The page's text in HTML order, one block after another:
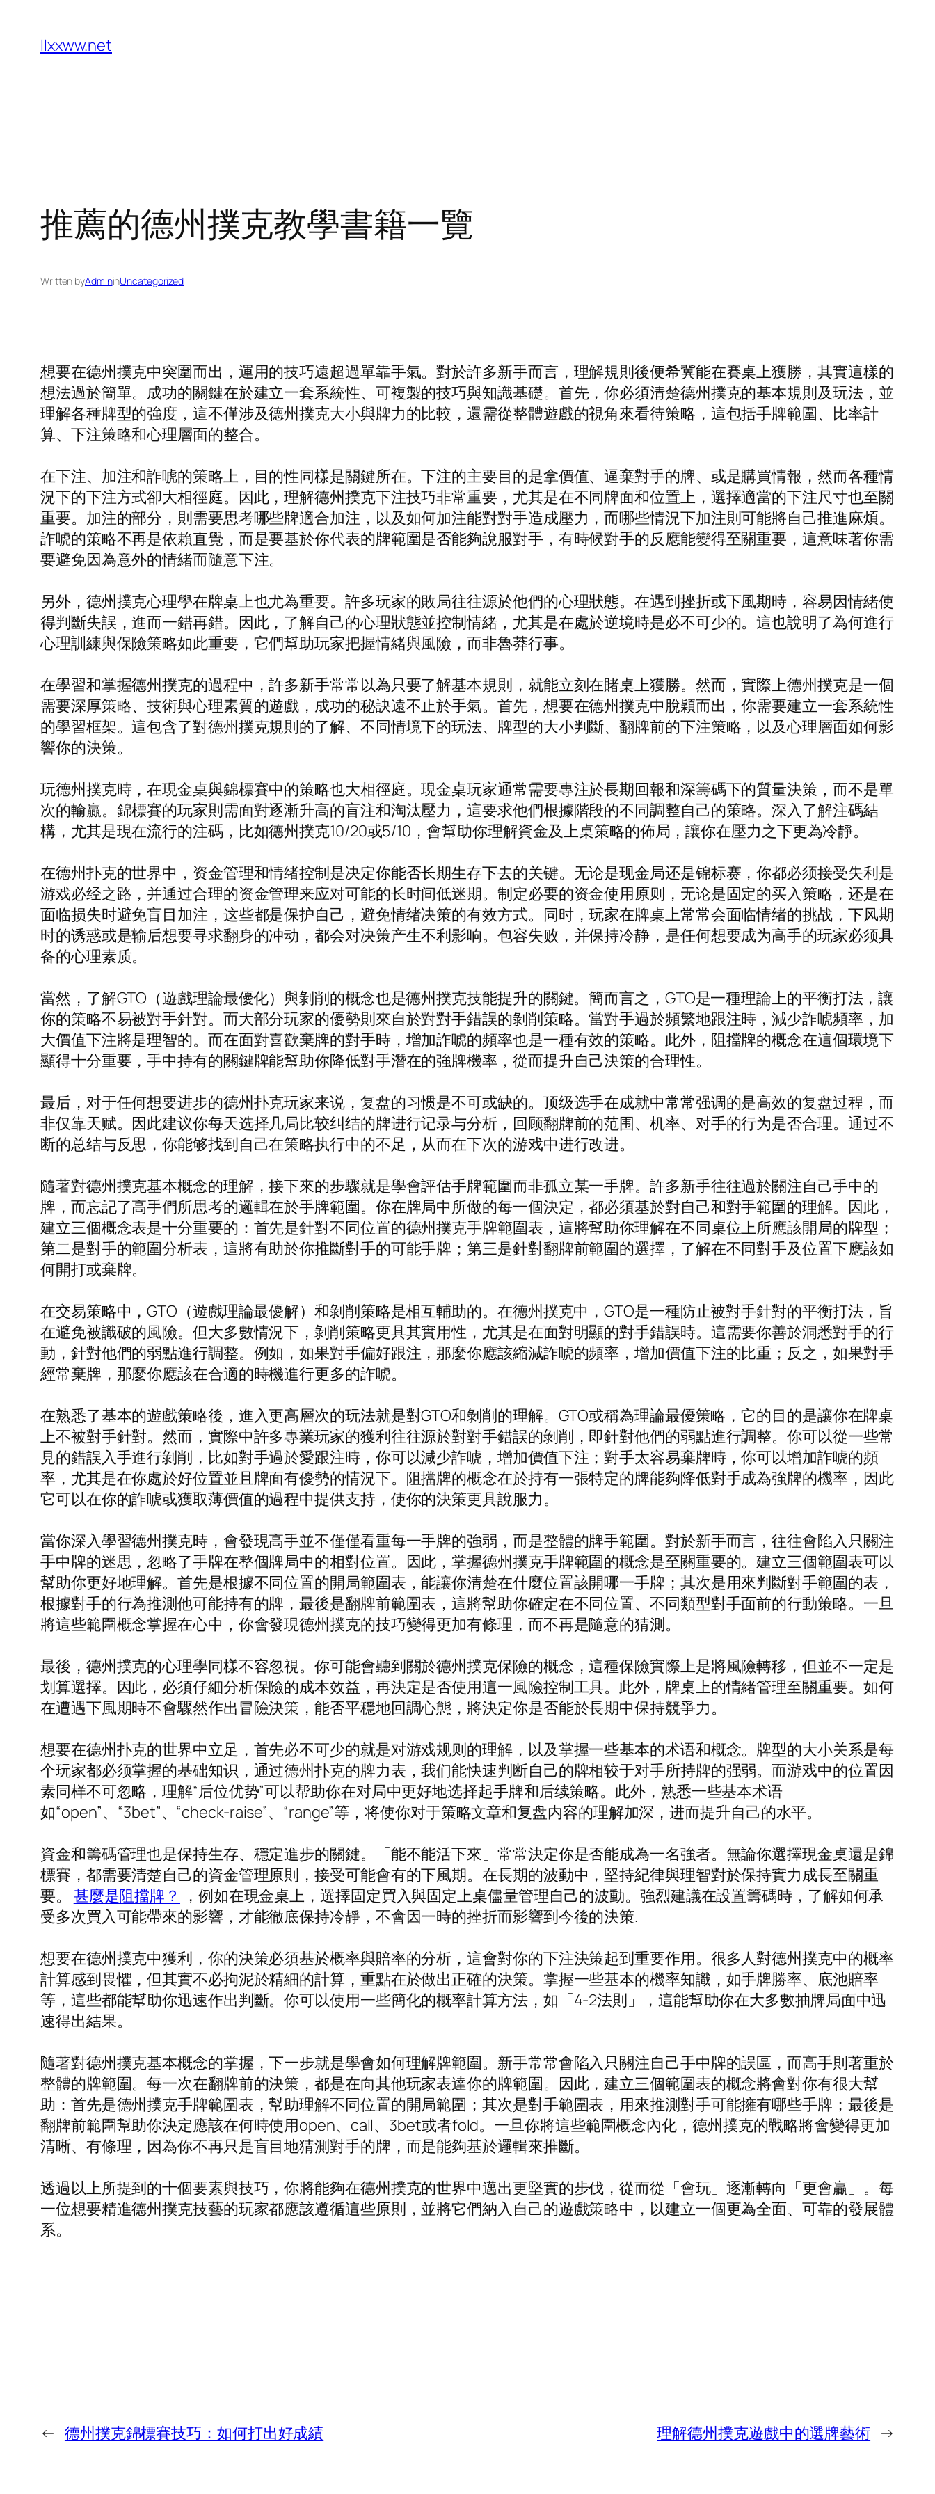
content
llxxww.net
推薦的德州撲克教學書籍一覽
Written byAdmininUncategorized
想要在德州撲克中突圍而出，運用的技巧遠超過單靠手氣。對於許多新手而言，理解規則後便希冀能在賽桌上獲勝，其實這樣的
想法過於簡單。成功的關鍵在於建立一套系統性、可複製的技巧與知識基礎。首先，你必須清楚德州撲克的基本規則及玩法，並
理解各種牌型的強度，這不僅涉及德州撲克大小與牌力的比較，還需從整體遊戲的視角來看待策略，這包括手牌範圍、比率計
算、下注策略和心理層面的整合。
在下注、加注和詐唬的策略上，目的性同樣是關鍵所在。下注的主要目的是拿價值、逼棄對手的牌、或是購買情報，然而各種情
況下的下注方式卻大相徑庭。因此，理解德州撲克下注技巧非常重要，尤其是在不同牌面和位置上，選擇適當的下注尺寸也至關
重要。加注的部分，則需要思考哪些牌適合加注，以及如何加注能對對手造成壓力，而哪些情況下加注則可能將自己推進麻煩。
詐唬的策略不再是依賴直覺，而是要基於你代表的牌範圍是否能夠說服對手，有時候對手的反應能變得至關重要，這意味著你需
要避免因為意外的情緒而隨意下注。
另外，德州撲克心理學在牌桌上也尤為重要。許多玩家的敗局往往源於他們的心理狀態。在遇到挫折或下風期時，容易因情緒使
得判斷失誤，進而一錯再錯。因此，了解自己的心理狀態並控制情緒，尤其是在處於逆境時是必不可少的。這也說明了為何進行
心理訓練與保險策略如此重要，它們幫助玩家把握情緒與風險，而非魯莽行事。
在學習和掌握德州撲克的過程中，許多新手常常以為只要了解基本規則，就能立刻在賭桌上獲勝。然而，實際上德州撲克是一個
需要深厚策略、技術與心理素質的遊戲，成功的秘訣遠不止於手氣。首先，想要在德州撲克中脫穎而出，你需要建立一套系統性
的學習框架。這包含了對德州撲克規則的了解、不同情境下的玩法、牌型的大小判斷、翻牌前的下注策略，以及心理層面如何影
響你的決策。
玩德州撲克時，在現金桌與錦標賽中的策略也大相徑庭。現金桌玩家通常需要專注於長期回報和深籌碼下的質量決策，而不是單
次的輸贏。錦標賽的玩家則需面對逐漸升高的盲注和淘汰壓力，這要求他們根據階段的不同調整自己的策略。深入了解注碼結
構，尤其是現在流行的注碼，比如德州撲克10/20或5/10，會幫助你理解資金及上桌策略的佈局，讓你在壓力之下更為冷靜。
在德州扑克的世界中，资金管理和情绪控制是决定你能否长期生存下去的关键。无论是现金局还是锦标赛，你都必须接受失利是
游戏必经之路，并通过合理的资金管理来应对可能的长时间低迷期。制定必要的资金使用原则，无论是固定的买入策略，还是在
面临损失时避免盲目加注，这些都是保护自己，避免情绪决策的有效方式。同时，玩家在牌桌上常常会面临情绪的挑战，下风期
时的诱惑或是输后想要寻求翻身的冲动，都会对决策产生不利影响。包容失败，并保持冷静，是任何想要成为高手的玩家必须具
备的心理素质。
當然，了解GTO（遊戲理論最優化）與剝削的概念也是德州撲克技能提升的關鍵。簡而言之，GTO是一種理論上的平衡打法，讓
你的策略不易被對手針對。而大部分玩家的優勢則來自於對對手錯誤的剝削策略。當對手過於頻繁地跟注時，減少詐唬頻率，加
大價值下注將是理智的。而在面對喜歡棄牌的對手時，增加詐唬的頻率也是一種有效的策略。此外，阻擋牌的概念在這個環境下
顯得十分重要，手中持有的關鍵牌能幫助你降低對手潛在的強牌機率，從而提升自己決策的合理性。
最后，对于任何想要进步的德州扑克玩家来说，复盘的习惯是不可或缺的。顶级选手在成就中常常强调的是高效的复盘过程，而
非仅靠天赋。因此建议你每天选择几局比较纠结的牌进行记录与分析，回顾翻牌前的范围、机率、对手的行为是否合理。通过不
断的总结与反思，你能够找到自己在策略执行中的不足，从而在下次的游戏中进行改进。
隨著對德州撲克基本概念的理解，接下來的步驟就是學會評估手牌範圍而非孤立某一手牌。許多新手往往過於關注自己手中的
牌，而忘記了高手們所思考的邏輯在於手牌範圍。你在牌局中所做的每一個決定，都必須基於對自己和對手範圍的理解。因此，
建立三個概念表是十分重要的：首先是針對不同位置的德州撲克手牌範圍表，這將幫助你理解在不同桌位上所應該開局的牌型；
第二是對手的範圍分析表，這將有助於你推斷對手的可能手牌；第三是針對翻牌前範圍的選擇，了解在不同對手及位置下應該如
何開打或棄牌。
在交易策略中，GTO（遊戲理論最優解）和剝削策略是相互輔助的。在德州撲克中，GTO是一種防止被對手針對的平衡打法，旨
在避免被識破的風險。但大多數情況下，剝削策略更具其實用性，尤其是在面對明顯的對手錯誤時。這需要你善於洞悉對手的行
動，針對他們的弱點進行調整。例如，如果對手偏好跟注，那麼你應該縮減詐唬的頻率，增加價值下注的比重；反之，如果對手
經常棄牌，那麼你應該在合適的時機進行更多的詐唬。
在熟悉了基本的遊戲策略後，進入更高層次的玩法就是對GTO和剝削的理解。GTO或稱為理論最優策略，它的目的是讓你在牌桌
上不被對手針對。然而，實際中許多專業玩家的獲利往往源於對對手錯誤的剝削，即針對他們的弱點進行調整。你可以從一些常
見的錯誤入手進行剝削，比如對手過於愛跟注時，你可以減少詐唬，增加價值下注；對手太容易棄牌時，你可以增加詐唬的頻
率，尤其是在你處於好位置並且牌面有優勢的情況下。阻擋牌的概念在於持有一張特定的牌能夠降低對手成為強牌的機率，因此
它可以在你的詐唬或獲取薄價值的過程中提供支持，使你的決策更具說服力。
當你深入學習德州撲克時，會發現高手並不僅僅看重每一手牌的強弱，而是整體的牌手範圍。對於新手而言，往往會陷入只關注
手中牌的迷思，忽略了手牌在整個牌局中的相對位置。因此，掌握德州撲克手牌範圍的概念是至關重要的。建立三個範圍表可以
幫助你更好地理解。首先是根據不同位置的開局範圍表，能讓你清楚在什麼位置該開哪一手牌；其次是用來判斷對手範圍的表，
根據對手的行為推測他可能持有的牌，最後是翻牌前範圍表，這將幫助你確定在不同位置、不同類型對手面前的行動策略。一旦
將這些範圍概念掌握在心中，你會發現德州撲克的技巧變得更加有條理，而不再是隨意的猜測。
最後，德州撲克的心理學同樣不容忽視。你可能會聽到關於德州撲克保險的概念，這種保險實際上是將風險轉移，但並不一定是
划算選擇。因此，必須仔細分析保險的成本效益，再決定是否使用這一風險控制工具。此外，牌桌上的情緒管理至關重要。如何
在遭遇下風期時不會驟然作出冒險決策，能否平穩地回調心態，將決定你是否能於長期中保持競爭力。
想要在德州扑克的世界中立足，首先必不可少的就是对游戏规则的理解，以及掌握一些基本的术语和概念。牌型的大小关系是每
个玩家都必须掌握的基础知识，通过德州扑克的牌力表，我们能快速判断自己的牌相较于对手所持牌的强弱。而游戏中的位置因
素同样不可忽略，理解“后位优势”可以帮助你在对局中更好地选择起手牌和后续策略。此外，熟悉一些基本术语
如“open”、“3bet”、“check-raise”、“range”等，将使你对于策略文章和复盘内容的理解加深，进而提升自己的水平。
資金和籌碼管理也是保持生存、穩定進步的關鍵。「能不能活下來」常常決定你是否能成為一名強者。無論你選擇現金桌還是錦
標賽，都需要清楚自己的資金管理原則，接受可能會有的下風期。在長期的波動中，堅持紀律與理智對於保持實力成長至關重
要。 甚麼是阻擋牌？
，例如在現金桌上，選擇固定買入與固定上桌儘量管理自己的波動。強烈建議在設置籌碼時，了解如何承
受多次買入可能帶來的影響，才能徹底保持冷靜，不會因一時的挫折而影響到今後的決策.
想要在德州撲克中獲利，你的決策必須基於概率與賠率的分析，這會對你的下注決策起到重要作用。很多人對德州撲克中的概率
計算感到畏懼，但其實不必拘泥於精細的計算，重點在於做出正確的決策。掌握一些基本的機率知識，如手牌勝率、底池賠率
等，這些都能幫助你迅速作出判斷。你可以使用一些簡化的概率計算方法，如「4-2法則」，這能幫助你在大多數抽牌局面中迅
速得出結果。
隨著對德州撲克基本概念的掌握，下一步就是學會如何理解牌範圍。新手常常會陷入只關注自己手中牌的誤區，而高手則著重於
整體的牌範圍。每一次在翻牌前的決策，都是在向其他玩家表達你的牌範圍。因此，建立三個範圍表的概念將會對你有很大幫
助：首先是德州撲克手牌範圍表，幫助理解不同位置的開局範圍；其次是對手範圍表，用來推測對手可能擁有哪些手牌；最後是
翻牌前範圍幫助你決定應該在何時使用open、call、3bet或者fold。一旦你將這些範圍概念內化，德州撲克的戰略將會變得更加
清晰、有條理，因為你不再只是盲目地猜測對手的牌，而是能夠基於邏輯來推斷。
透過以上所提到的十個要素與技巧，你將能夠在德州撲克的世界中邁出更堅實的步伐，從而從「會玩」逐漸轉向「更會贏」。每
一位想要精進德州撲克技藝的玩家都應該遵循這些原則，並將它們納入自己的遊戲策略中，以建立一個更為全面、可靠的發展體
系。
← 德州撲克錦標賽技巧：如何打出好成績 理解德州撲克遊戲中的選牌藝術 →